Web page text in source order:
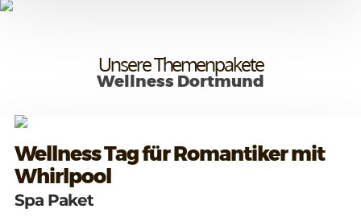
Unsere Themenpakete
Wellness Dortmund
Wellness Tag für Romantiker mit
Whirlpool
Spa Paket